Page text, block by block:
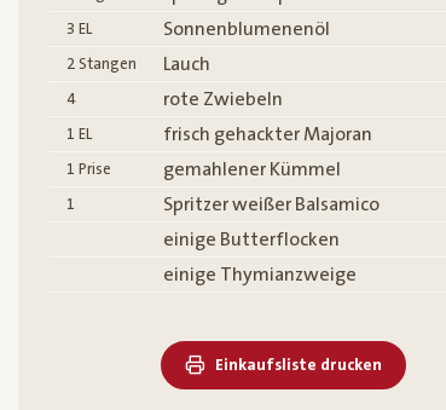
3 EL Sonnenblumenenöl
2 Stangen Lauch
4 rote Zwiebeln
1 EL frisch gehackter Majoran
1 Prise gemahlener Kümmel
1
Spritzer weißer Balsamico
einige Butterflocken
einige Thymianzweige
Einkaufsliste drucken